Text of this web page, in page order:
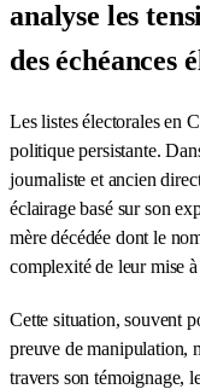
analyse les
des échéances
Les listes électorales en
politique persistante.
journaliste et ancien
éclairage basé sur son
mère décédée dont le
complexité de leur mise
Cette situation, souvent
preuve de manipulation,
travers son témoignage,